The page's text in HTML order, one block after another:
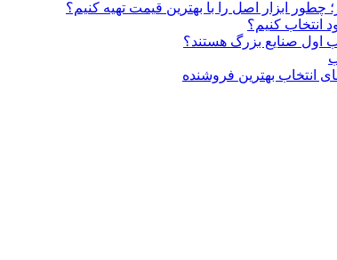
چطور ابزار اصل را با بهترین قیمت تهیه کنیم؟
انتخاب کنیم؟
انتخاب بهترین فروشنده